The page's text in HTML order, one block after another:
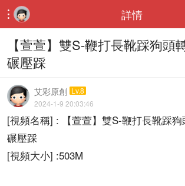
 詳情
【萱萱】雙S-鞭打長靴踩狗頭
碾壓踩
艾彩原創 Lv.8
2024-1-9 20:03:46
[視頻名稱] : 【萱萱】雙S-鞭打長靴踩
碾壓踩
[視頻大小] :503M